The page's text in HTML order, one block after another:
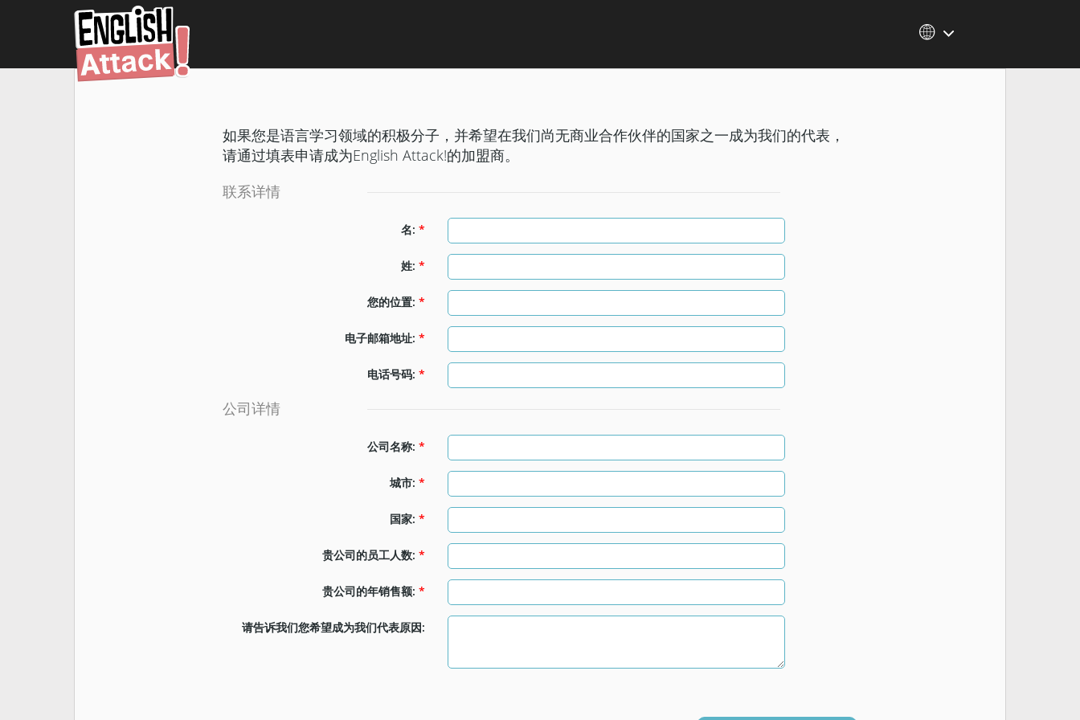
如果您是语言学习领域的积极分子，并希望在我们尚无商业合作伙伴的国家之一成为我们的代表，
请通过填表申请成为English Attack!的加盟商。
联系详情
名: *
姓: *
您的位置: *
电子邮箱地址: *
电话号码: *
公司详情
公司名称: *
城市: *
国家: *
贵公司的员工人数: *
贵公司的年销售额: *
请告诉我们您希望成为我们代表原因: